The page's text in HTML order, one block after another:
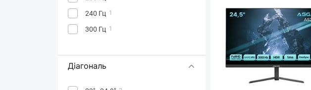
240 Гц 1
300 Гц 1
Діагональ